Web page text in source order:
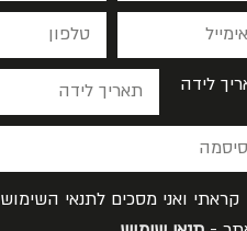
לידה
קראתי ואני מסכים לתנאי השימוש